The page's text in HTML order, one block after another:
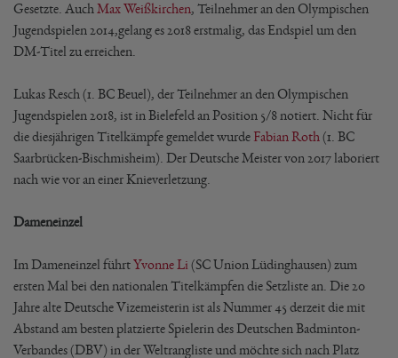
Gesetzte. Auch Max Weißkirchen, Teilnehmer an den Olympischen
Jugendspielen 2014,gelang es 2018 erstmalig, das Endspiel um den
DM-Titel zu erreichen.
Lukas Resch (1. BC Beuel), der Teilnehmer an den Olympischen
Jugendspielen 2018, ist in Bielefeld an Position 5/8 notiert. Nicht für
die diesjährigen Titelkämpfe gemeldet wurde Fabian Roth (1. BC
Saarbrücken-Bischmisheim). Der Deutsche Meister von 2017 laboriert
nach wie vor an einer Knieverletzung.
Dameneinzel
Im Dameneinzel führtYvonne Li (SC Union Lüdinghausen) zum
ersten Mal bei den nationalen Titelkämpfen die Setzliste an. Die 20
Jahre alte Deutsche Vizemeisterin ist als Nummer 45 derzeit die mit
Abstand am besten platzierte Spielerin des Deutschen Badminton-
Verbandes (DBV) in der Weltrangliste und möchte sich nach Platz